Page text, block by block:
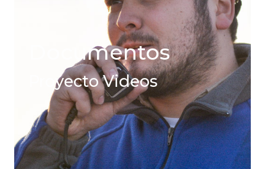
Documentos
Proyecto Videos